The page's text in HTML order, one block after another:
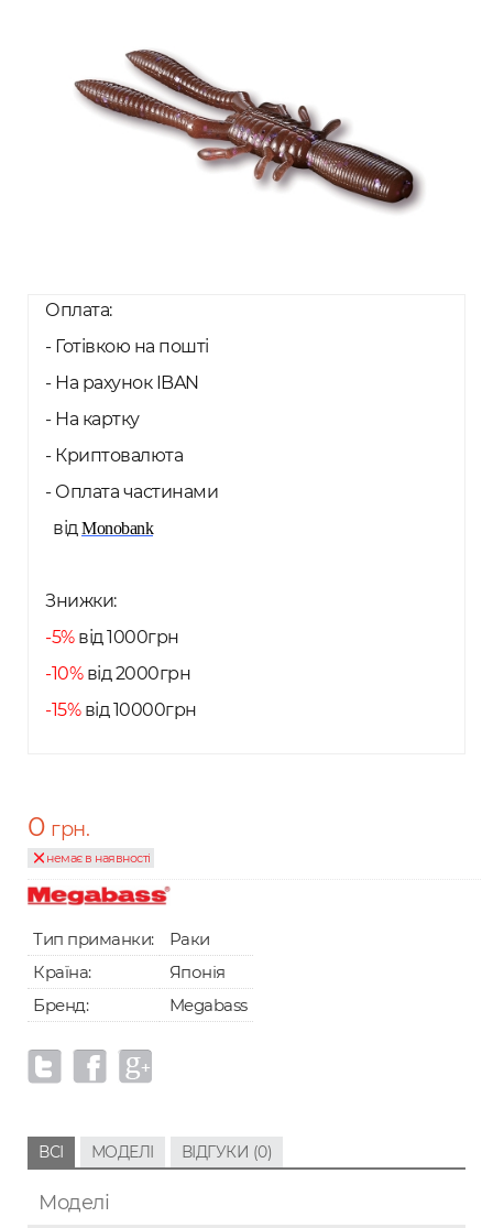
Оплата:
- Готівкою на пошті
- На рахунок IBAN
- На картку
- Криптовалюта
- Оплата частинами
відMonobank
Знижки:
-5%від 1000грн
-10%від 2000грн
-15%від 10000грн
0 грн.
немає в наявності
Тип приманки:
Раки
Країна:
Японія
Бренд:
Megabass
ВСІ МОДЕЛІ ВІДГУКИ (0)
Моделі